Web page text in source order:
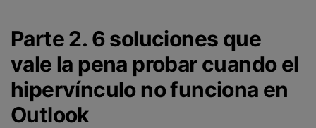
Parte 2. 6 soluciones que
vale la pena probar cuando el
hipervínculo no funciona en
Outlook